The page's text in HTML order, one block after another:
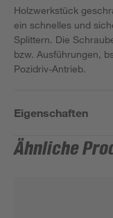
Holzwerkstück
ein schnelles und
Splittern. Die
bzw. Ausführungen,
Pozidriv-Antrieb.
Eigenschaften
Ähnliche